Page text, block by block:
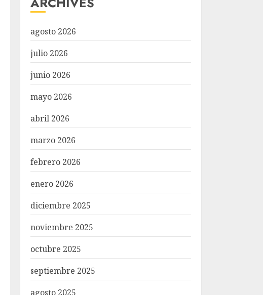
agosto 2026
julio 2026
junio 2026
mayo 2026
abril 2026
marzo 2026
febrero 2026
enero 2026
diciembre 2025
noviembre 2025
octubre 2025
septiembre 2025
agosto 2025